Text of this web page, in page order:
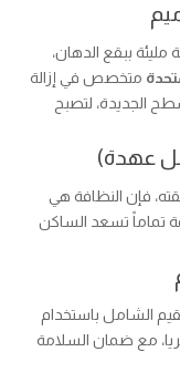
مليئة ببقع الدهان،
متخصص في إزالة
الجديدة، لتصبح
فإن النظافة هي
تماماً تسعد الساكن
الشامل باستخدام
مع ضمان السلامة